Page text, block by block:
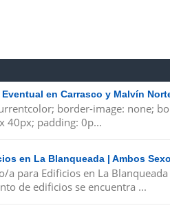
en Carrasco y Malvín
border-image: none;
40px; padding: 0p...
en La Blanqueada | Ambos
a para Edificios en La
de edificios se encuentra ...